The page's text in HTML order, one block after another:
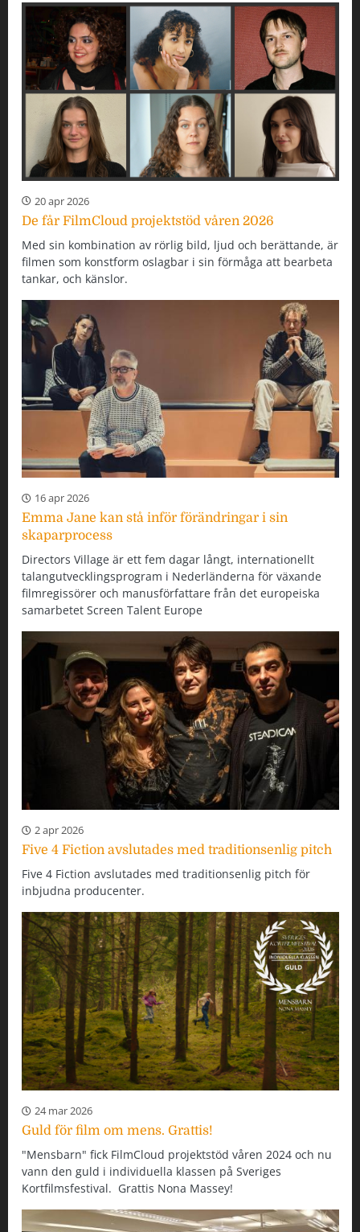
20 apr 2026
De får FilmCloud projektstöd våren 2026
Med sin kombination av rörlig bild, ljud och berättande, är
filmen som konstform oslagbar i sin förmåga att bearbeta
tankar, och känslor.
16 apr 2026
Emma Jane kan stå inför förändringar i sin
skaparprocess
Directors Village är ett fem dagar långt, internationellt
talangutvecklingsprogram i Nederländerna för växande
filmregissörer och manusförfattare från det europeiska
samarbetet Screen Talent Europe
2 apr 2026
Five 4 Fiction avslutades med traditionsenlig pitch
Five 4 Fiction avslutades med traditionsenlig pitch för
inbjudna producenter.
24 mar 2026
Guld för film om mens. Grattis!
"Mensbarn" fick FilmCloud projektstöd våren 2024 och nu
vann den guld i individuella klassen på Sveriges
Kortfilmsfestival. Grattis Nona Massey!